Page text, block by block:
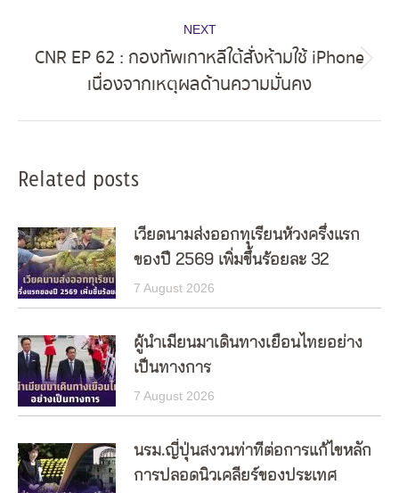
NEXT
post:
CNR EP 62 : กองทัพเกาหลีใต้สั่งห้ามใช้ iPhone
เนื่องจากเหตุผลด้านความมั่นคง
Related posts
เวียดนามส่งออกทุเรียนห้วงครึ่งแรก
ของปี 2569 เพิ่มขึ้นร้อยละ 32
7 August 2026
ผู้นำเมียนมาเดินทางเยือนไทยอย่าง
เป็นทางการ
7 August 2026
นรม.ญี่ปุ่นสงวนท่าทีต่อการแก้ไขหลัก
การปลอดนิวเคลียร์ของประเทศ